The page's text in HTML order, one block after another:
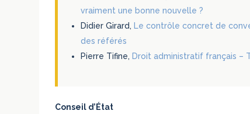
vraiment une bonne nouvelle ?
Didier Girard,Le contrôle concret de
des référés
Pierre Tifine,Droit administratif français –
Conseil d’État